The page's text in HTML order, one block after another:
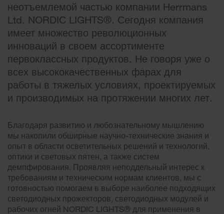
неотъемлемой частью компании Herrmans
Ltd. NORDIC LIGHTS®. Сегодня компания
имеет множество революционных
инноваций в своем ассортименте
первоклассных продуктов. Не говоря уже о
всех высококачественных фарах для
работы в тяжелых условиях, проектируемых
и производимых на протяжении многих лет.
Благодаря развитию и любознательному мышлению
мы накопили обширные научно-технические знания и
опыт в области осветительных решений и технологий,
оптики и световых пятен, а также систем
демпфирования. Проявляя неподдельный интерес к
требованиям и техническим нормам клиентов, мы с
готовностью помогаем в выборе наиболее подходящих
светодиодных прожекторов, светодиодных модулей и
рабочих огней NORDIC LIGHTS® для применения в